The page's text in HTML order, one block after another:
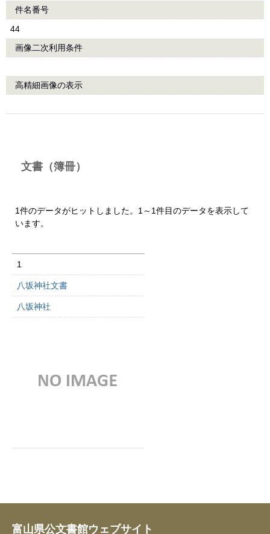
件名番号
44
画像二次利用条件
高精細画像の表示
文書（簿冊）
1件のデータがヒットしました。1～1件目のデータを表示して
います。
1
八坂神社文書
八坂神社
富山県公文書館ウェブサイト